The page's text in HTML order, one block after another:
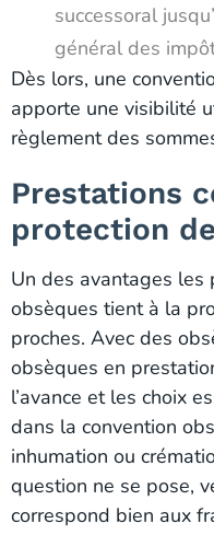
successoral
général des
Dès lors, une
apporte une visibilité
règlement des
Prestations
protection
Un des avantages
obsèques tient à la
proches. Avec des
obsèques en
l’avance et les choix
dans la convention
inhumation ou
question ne se pose,
correspond bien aux